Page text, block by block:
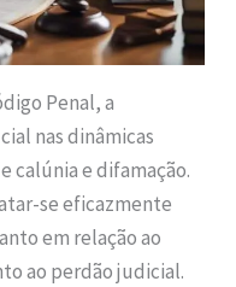
Penal, a
nas dinâmicas
calúnia e difamação.
se eficazmente
em relação ao
ao perdão judicial.